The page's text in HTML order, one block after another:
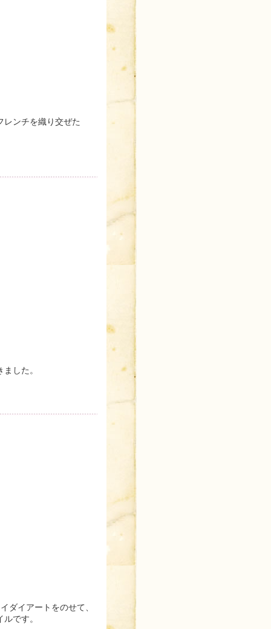
レンチを織り交ぜた
した。
ダイアートをのせて、
です。